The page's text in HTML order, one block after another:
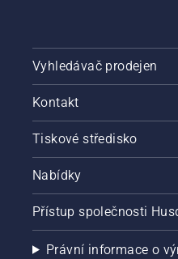
Vyhledávač prodejen
Kontakt
Tiskové středisko
Nabídky
Přístup společnosti
Právní informace o